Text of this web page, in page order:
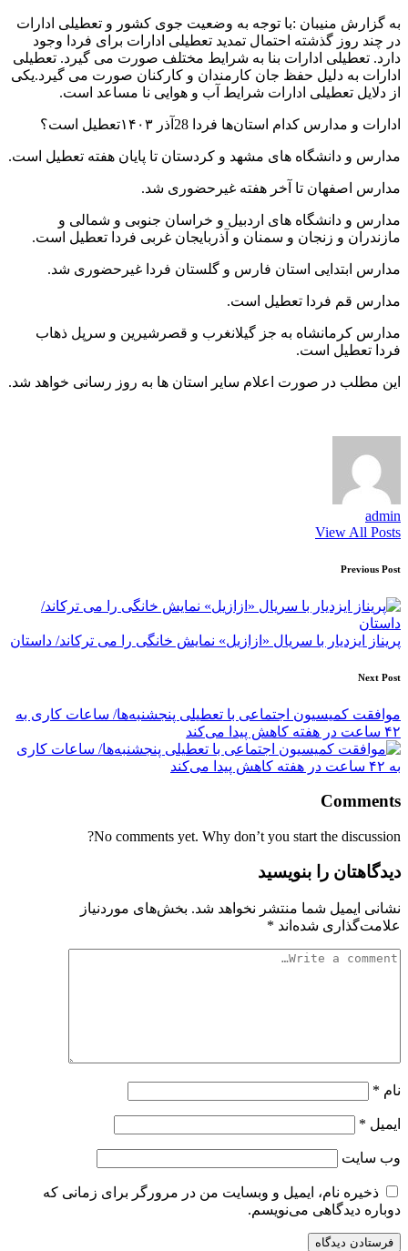
به گزارش منیبان :با توجه به وضعیت جوی کشور و تعطیلی ادارات
در چند روز گذشته احتمال تمدید تعطیلی ادارات برای فردا وجود
دارد. تعطیلی ادارات بنا به شرایط مختلف صورت می گیرد. تعطیلی
ادارات به دلیل حفظ جان کارمندان و کارکنان صورت می گیرد.یکی
از دلایل تعطیلی ادارات شرایط آب و هوایی نا مساعد است.
ادارات و مدارس کدام استان‌ها فردا 28آذر ۱۴۰۳تعطیل است؟
مدارس و دانشگاه های مشهد و کردستان تا پایان هفته تعطیل است.
مدارس اصفهان تا آخر هفته غیرحضوری شد.
مدارس و دانشگاه های اردبیل و خراسان جنوبی و شمالی و
مازندران و زنجان و سمنان و آذربایجان غربی فردا تعطیل است.
مدارس ابتدایی استان فارس و گلستان فردا غیرحضوری شد.
مدارس قم فردا تعطیل است.
مدارس کرمانشاه به جز گیلانغرب و قصرشیرین و سرپل ذهاب
فردا تعطیل است.
این مطلب در صورت اعلام سایر استان ها به روز رسانی خواهد شد.
admin
View All Posts
Post
navigation
Previous Post
پریناز ایزدیار با سریال «ازازیل» نمایش خانگی را می ترکاند/ داستان
Next Post
موافقت کمیسیون اجتماعی با تعطیلی پنجشنبه‌ها/ ساعات کاری به
۴۲ ساعت در هفته کاهش پیدا می‌کند
Comments
No comments yet. Why don’t you start the discussion?
دیدگاهتان را بنویسید
نشانی ایمیل شما منتشر نخواهد شد. بخش‌های موردنیاز
علامت‌گذاری شده‌اند *
نام *
ایمیل *
وب‌ سایت
ذخیره نام، ایمیل و وبسایت من در مرورگر برای زمانی که
دوباره دیدگاهی می‌نویسم.